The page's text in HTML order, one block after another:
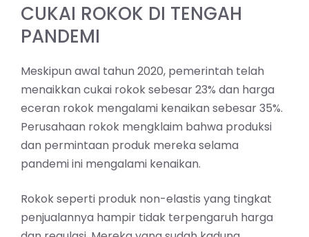
CUKAI ROKOK DI TENGAH
PANDEMI
Meskipun awal tahun 2020, pemerintah telah
menaikkan cukai rokok sebesar 23% dan harga
eceran rokok mengalami kenaikan sebesar 35%.
Perusahaan rokok mengklaim bahwa produksi
dan permintaan produk mereka selama
pandemi ini mengalami kenaikan.
Rokok seperti produk non-elastis yang tingkat
penjualannya hampir tidak terpengaruh harga